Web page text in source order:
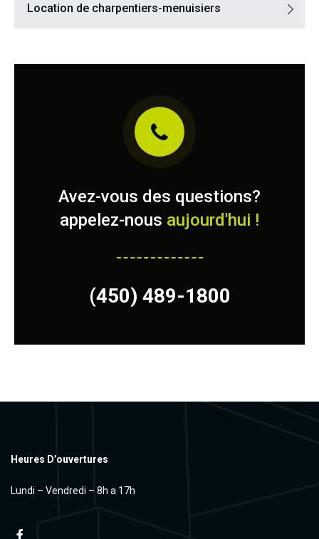
Location de charpentiers-menuisiers
Avez-vous des questions?
appelez-nous aujourd'hui !
(450) 489-1800
Heures D’ouvertures
Lundi – Vendredi – 8h a 17h